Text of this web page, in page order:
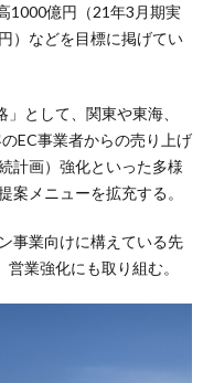
1000億円（21年3月期実
）などを目標に掲げてい
として、関東や東海、
EC事業者からの売り上げ
計画）強化といった多様
案メニューを拡充する。
事業向けに構えている先
業強化にも取り組む。